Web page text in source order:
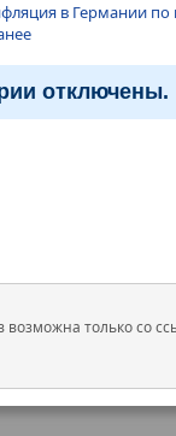
в Германии по
отключены.
только со